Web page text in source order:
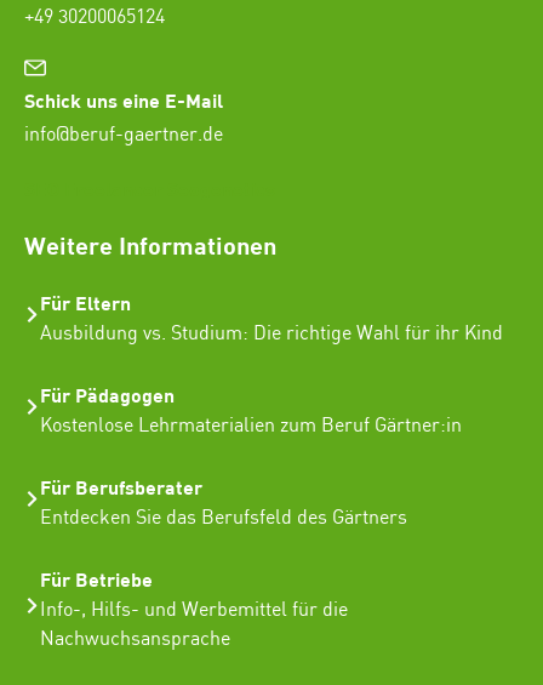
+49 30200065124
Schick uns eine E-Mail
info@beruf-gaertner.de
Weitere Informationen
Für Eltern
Ausbildung vs. Studium: Die richtige Wahl für ihr Kind
Für Pädagogen
Kostenlose Lehrmaterialien zum Beruf Gärtner:in
Für Berufsberater
Entdecken Sie das Berufsfeld des Gärtners
Für Betriebe
Info-, Hilfs- und Werbemittel für die
Nachwuchsansprache